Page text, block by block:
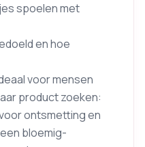
spoelen met
en hoe
voor mensen
product zoeken:
ontsmetting en
bloemig-